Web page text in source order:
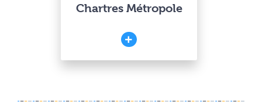
Chartres Métropole